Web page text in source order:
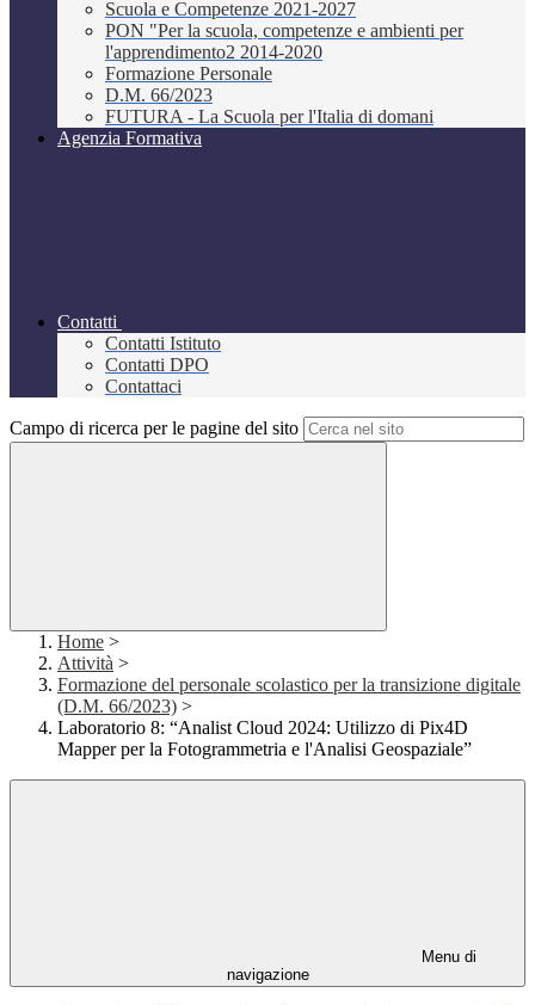
Scuola e Competenze 2021-2027
PON "Per la scuola, competenze e ambienti per
l'apprendimento2 2014-2020
Formazione Personale
D.M. 66/2023
FUTURA - La Scuola per l'Italia di domani
Agenzia Formativa
Contatti
Contatti Istituto
Contatti DPO
Contattaci
Campo di ricerca per le pagine del sito
Home >
Attività >
Formazione del personale scolastico per la transizione digitale
(D.M. 66/2023) >
Laboratorio 8: “Analist Cloud 2024: Utilizzo di Pix4D
Mapper per la Fotogrammetria e l'Analisi Geospaziale”
Menu di
navigazione